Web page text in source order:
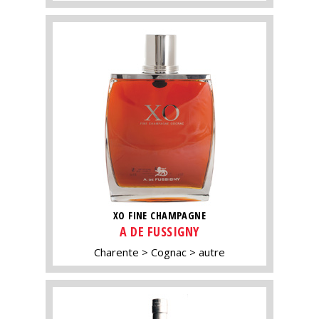
XO FINE CHAMPAGNE
A DE FUSSIGNY
Charente Cognac autre